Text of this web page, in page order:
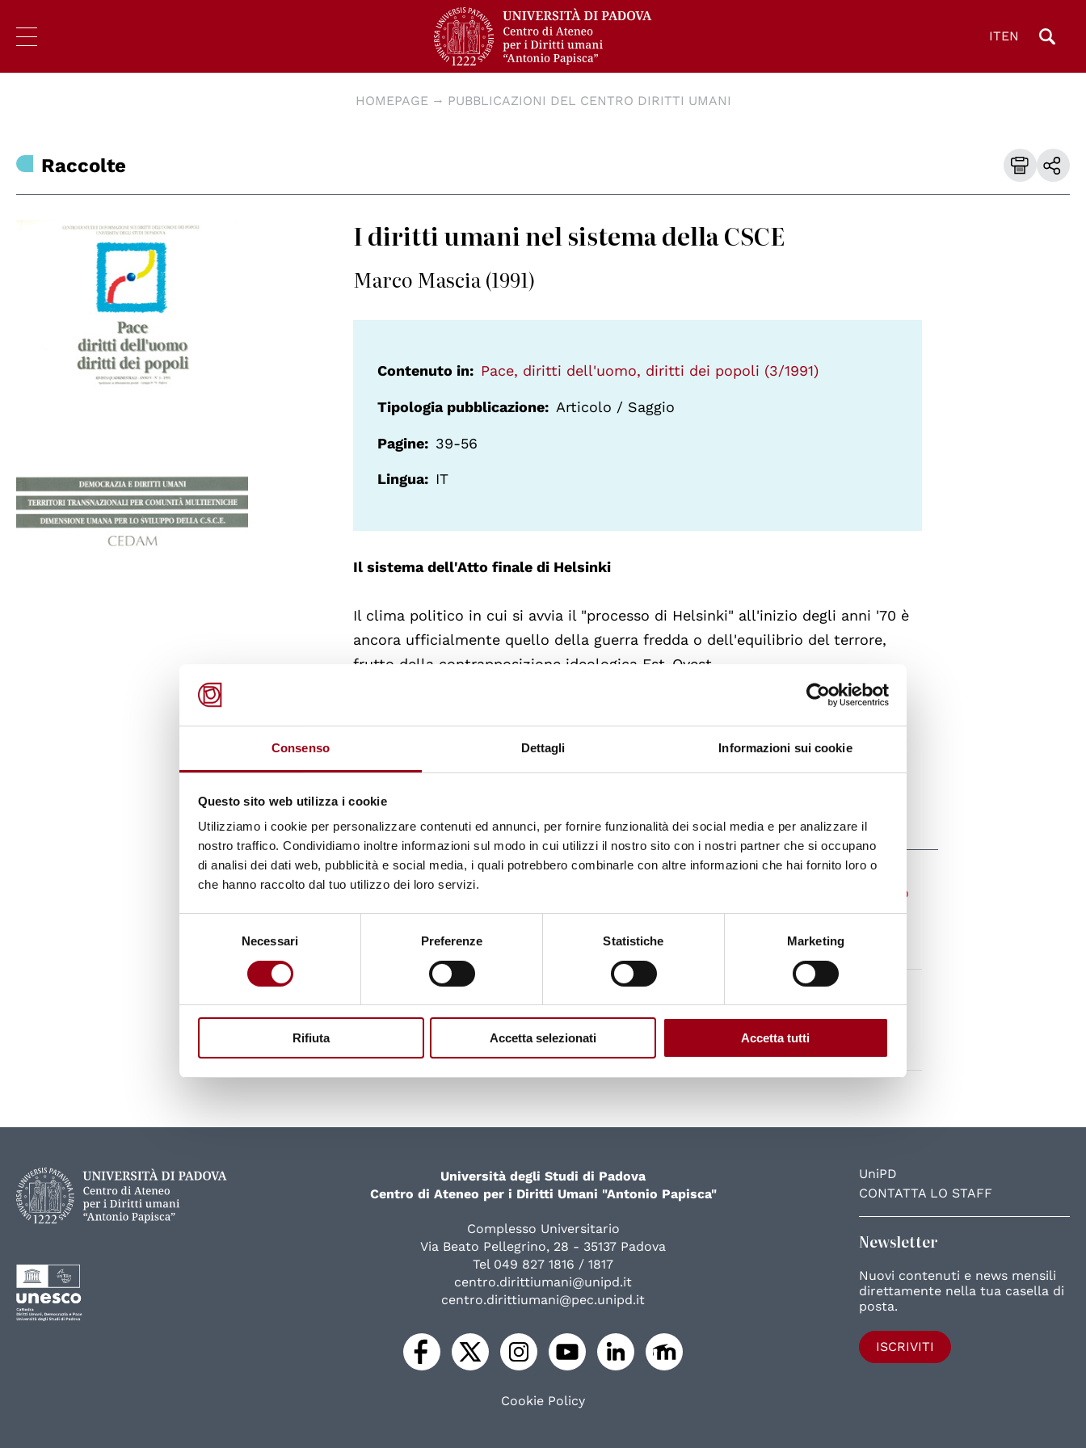
Consenso Dettagli Informazioni sui cookie
Questo sito web utilizza i cookie
Utilizziamo i cookie per personalizzare contenuti ed annunci, per fornire funzionalità dei social media e per analizzare il
nostro traffico. Condividiamo inoltre informazioni sul modo in cui utilizzi il nostro sito con i nostri partner che si occupano
di analisi dei dati web, pubblicità e social media, i quali potrebbero combinarle con altre informazioni che hai fornito loro o
che hanno raccolto dal tuo utilizzo dei loro servizi.
Necessari Preferenze Statistiche Marketing
Rifiuta Accetta selezionati Accetta tutti
ITEN
HOMEPAGE PUBBLICAZIONI DEL CENTRO DIRITTI UMANI
Raccolte
I diritti umani nel sistema della CSCE
Marco Mascia (1991)
Contenuto in Pace, diritti dell'uomo, diritti dei popoli (3/1991)
Tipologia pubblicazione Articolo / Saggio
Pagine 39-56
Lingua IT
Il sistema dell'Atto finale di Helsinki
Il clima politico in cui si avvia il "processo di Helsinki" all'inizio degli anni '70 è
ancora ufficialmente quello della guerra fredda o dell'equilibrio del terrore,
frutto della contrapposizione ideologica Est-Ovest.
Fino al non prevedibile collasso del blocco orientale nei tempi e nei termini in
Aggiornato il: 09.11.2010
Documenti
I diritti umani nel sistema della CSCE (Marco
Mascia - 1991) (pdf, 1.22 MB)
Parole chiave OSCE/CSCE
UniPD
CONTATTA LO STAFF
Newsletter
Nuovi contenuti e news mensili
direttamente nella tua casella di
posta.
ISCRIVITI
Università degli Studi di Padova
Centro di Ateneo per i Diritti Umani "Antonio Papisca"
Complesso Universitario
Via Beato Pellegrino, 28 - 35137 Padova
Tel 049 827 1816 / 1817
centro.dirittiumani@unipd.it
centro.dirittiumani@pec.unipd.it
Cookie Policy